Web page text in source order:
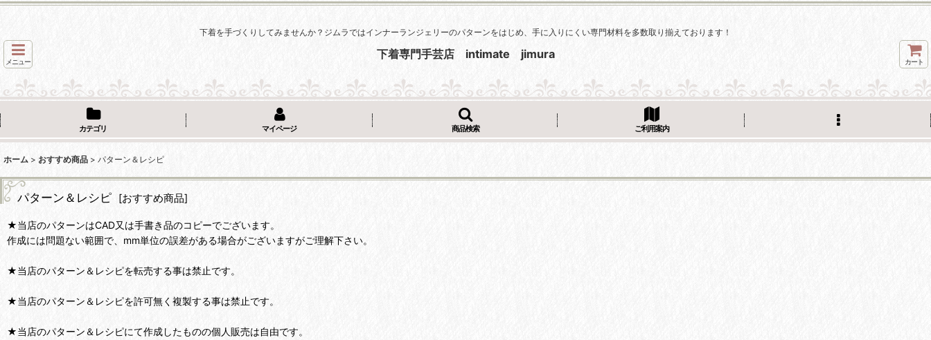
下着を手づくりしてみませんか？ジムラではインナーランジェリーのパターンをはじめ、手に入りにくい専門材料を多数取り揃えております！
メニュー
下着専門手芸店 intimate jimura
カート
カテゴリ マイページ 商品検索 ご利用案内
ホーム > おすすめ商品 > パターン＆レシピ
パターン＆レシピ [おすすめ商品]
★当店のパターンはCAD又は手書き品のコピーでございます。
作成には問題ない範囲で、mm単位の誤差がある場合がございますがご理解下さい。
★当店のパターン＆レシピを転売する事は禁止です。
★当店のパターン＆レシピを許可無く複製する事は禁止です。
★当店のパターン＆レシピにて作成したものの個人販売は自由です。